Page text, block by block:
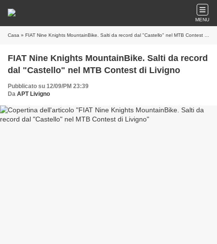
MENU
Casa » FIAT Nine Knights MountainBike. Salti da record dal "Castello" nel MTB Contest di Livigno
FIAT Nine Knights MountainBike. Salti da record
dal "Castello" nel MTB Contest di Livigno
Pubblicato su 12/09/PM 23:39
Da APT Livigno